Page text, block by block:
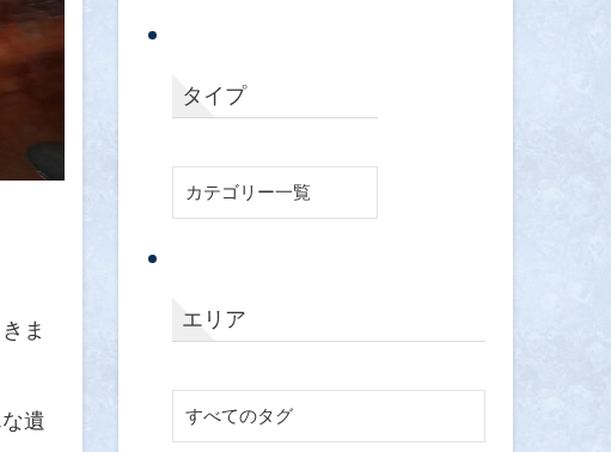
ま
遺
タイプ
エリア